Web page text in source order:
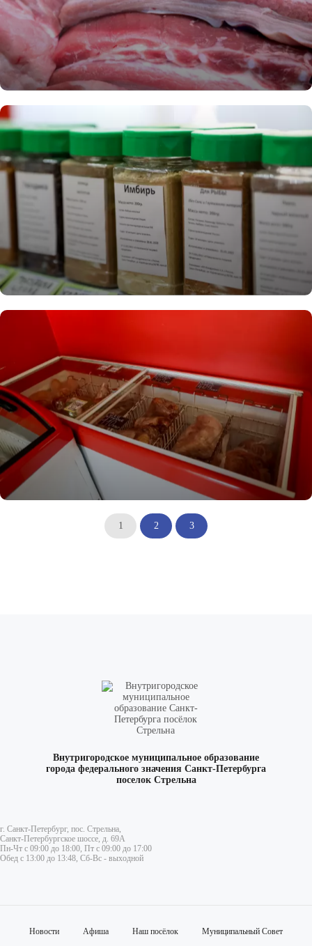
1 2 3
Внутригородское муниципальное образование
города федерального значения Санкт-Петербурга
поселок Стрельна
г. Санкт-Петербург, пос. Стрельна,
Санкт-Петербургское шоссе, д. 69А
Пн-Чт с 09:00 до 18:00, Пт с 09:00 до 17:00
Обед с 13:00 до 13:48, Сб-Вс - выходной
Новости Афиша Наш посёлок Муниципальный Совет